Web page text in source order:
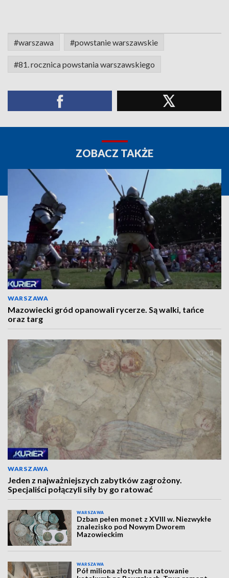
#warszawa #powstanie warszawskie
#81. rocznica powstania warszawskiego
ZOBACZ TAKŻE
WARSZAWA
Mazowiecki gród opanowali rycerze. Są walki, tańce
oraz targ
WARSZAWA
Jeden z najważniejszych zabytków zagrożony.
Specjaliści połączyli siły by go ratować
WARSZAWA
Dzban pełen monet z XVIII w. Niezwykłe
znalezisko pod Nowym Dworem
Mazowieckim
WARSZAWA
Pół miliona złotych na ratowanie